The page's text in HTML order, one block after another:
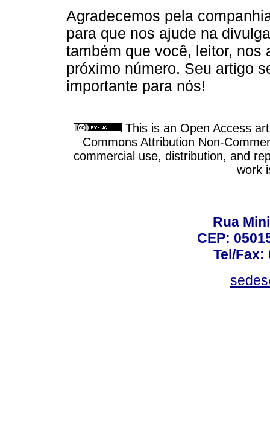
Agradecemos pela
para que nos ajude na
também que você, leitor, nos
próximo número. Seu artigo
importante para nós!
This is an Open Access
Commons Attribution Non-
commercial use, distribution, and
work
Rua
CEP:
Tel/Fax: